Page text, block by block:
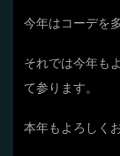
今年はコーデを
それでは今年も
て参ります。
本年もよろしく